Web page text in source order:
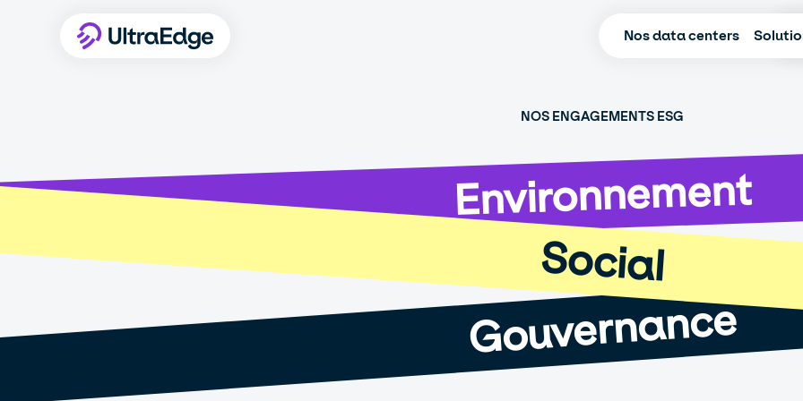
Nos data centers
NOS ENGAGEMENTS ESG
Environnement
Social
Gouvernance